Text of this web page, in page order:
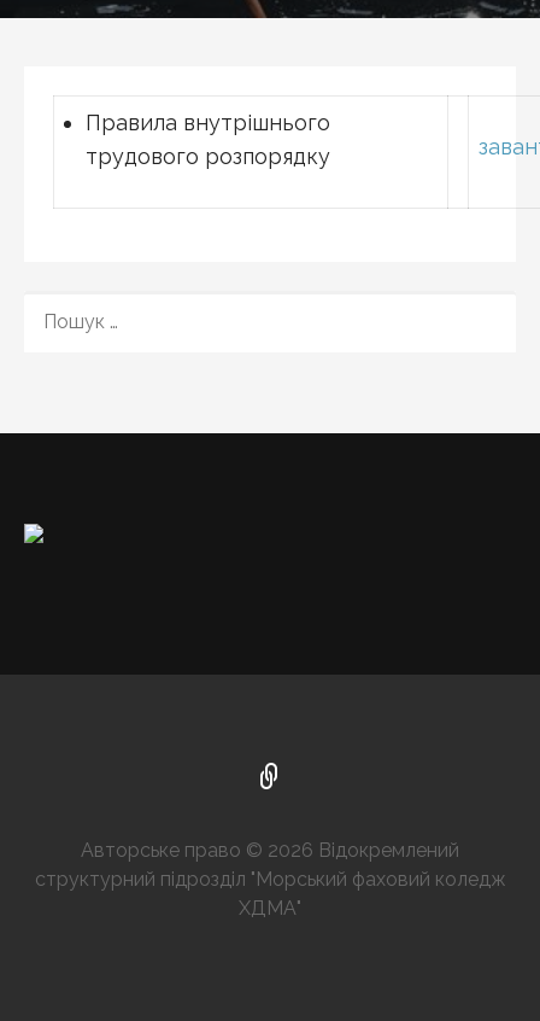
Правила внутрішнього
трудового розпорядку
Авторське право © 2026 Відокремлений
структурний підрозділ "Морський фаховий коледж
ХДМА"